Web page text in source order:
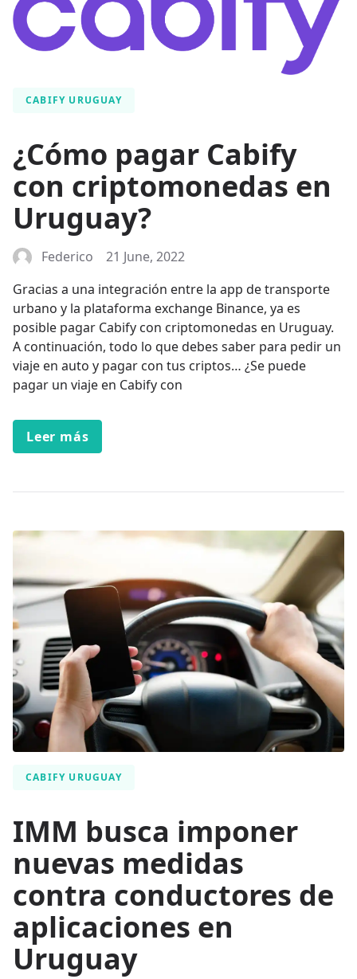
CABIFY URUGUAY
¿Cómo pagar Cabify
con criptomonedas en
Uruguay?
Federico
21 June, 2022
Gracias a una integración entre la app de transporte
urbano y la plataforma exchange Binance, ya es
posible pagar Cabify con criptomonedas en Uruguay.
A continuación, todo lo que debes saber para pedir un
viaje en auto y pagar con tus criptos… ¿Se puede
pagar un viaje en Cabify con
Leer más
CABIFY URUGUAY
IMM busca imponer
nuevas medidas
contra conductores de
aplicaciones en
Uruguay